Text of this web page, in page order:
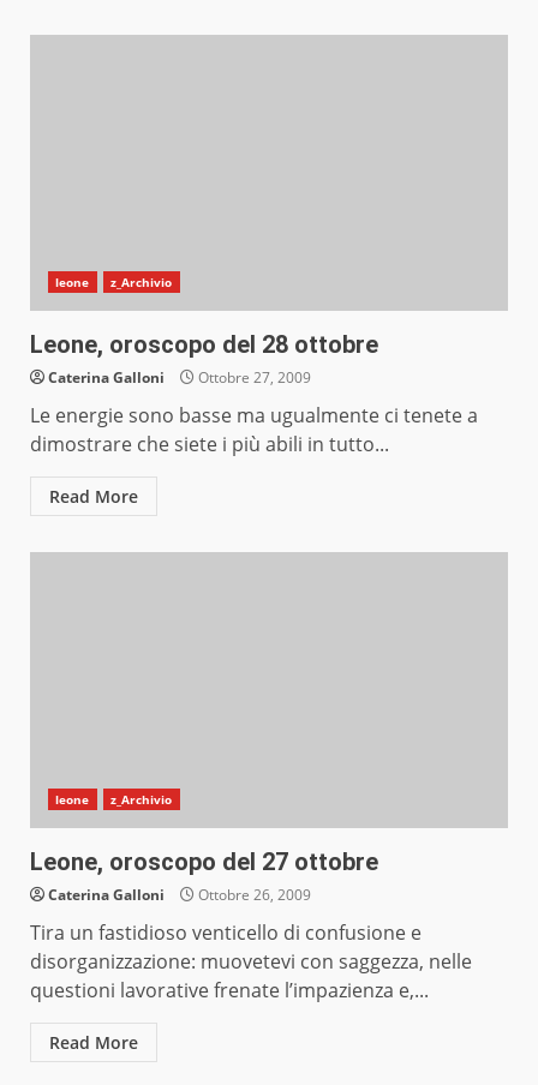
leone z_Archivio
Leone, oroscopo del 28 ottobre
Caterina Galloni Ottobre 27, 2009
Le energie sono basse ma ugualmente ci tenete a
dimostrare che siete i più abili in tutto...
Read More
leone z_Archivio
Leone, oroscopo del 27 ottobre
Caterina Galloni Ottobre 26, 2009
Tira un fastidioso venticello di confusione e
disorganizzazione: muovetevi con saggezza, nelle
questioni lavorative frenate l’impazienza e,...
Read More